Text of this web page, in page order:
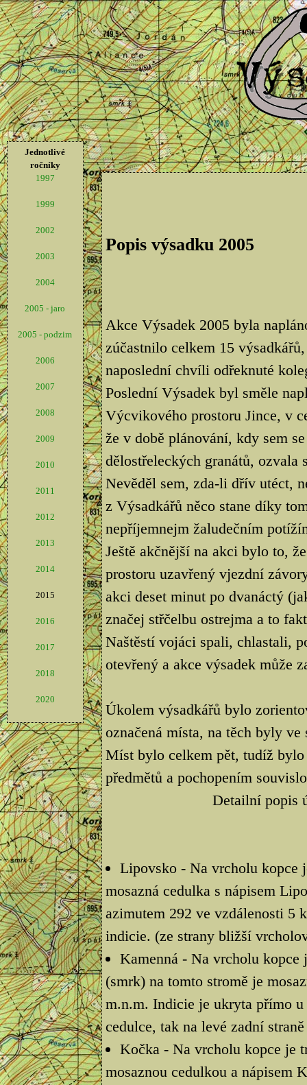
Jednotlivé
ročníky
1997
1999
2002
2003
2004
2005 - jaro
2005 - podzim
2006
2007
2008
2009
2010
2011
2012
2013
2014
2015
2016
2017
2018
2020
Popis výsadku 2005
Akce Výsadek 2005 byla
zúčastnilo celkem 15
naposlední chvíli odřeknuté
Poslední Výsadek byl směle
Výcvikového prostoru Jince, v
že v době plánování, kdy sem
dělostřeleckých granátů, ozvala
Nevěděl sem, zda-li dřív utéct,
z Výsadkářů něco stane díky
nepříjemnejm žaludečním
Ještě akčnější na akci bylo to,
prostoru uzavřený vjezdní
akci deset minut po dvanáctý
značej střčelbu ostrejma a to
Naštěstí vojáci spali, chlastali,
otevřený a akce výsadek může
Úkolem výsadkářů bylo
označená místa, na těch byly
Míst bylo celkem pět, tudíž
předmětů a pochopením
Detailní popis
Lipovsko - Na vrcholu kopce
mosazná cedulka s nápisem
azimutem 292 ve vzdálenosti 5
indicie. (ze strany bližší
Kamenná - Na vrcholu
(smrk) na tomto stromě je
m.n.m. Indicie je ukryta přímo
cedulce, tak na levé zadní
Kočka - Na vrcholu kopce je
mosaznou cedulkou a nápisem